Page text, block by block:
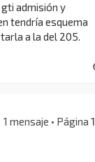
admisión y
tendría esquema
a la del 205.
1 mensaje • Página1